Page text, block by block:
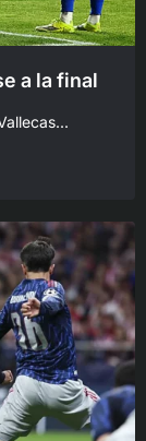
a la final